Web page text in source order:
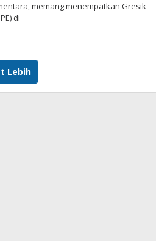
memang menempatkan Gresik
di
Lebih